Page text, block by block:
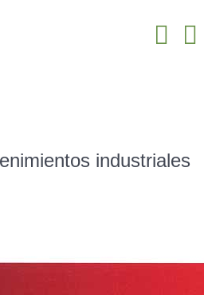
industriales